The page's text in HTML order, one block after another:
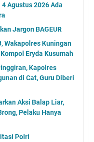
Agustus 2026 Ada
Jargon BAGEUR
Wakapolres Kuningan
Eryda Kusumah
Kapolres
di Cat, Guru Diberi
Aksi Balap Liar,
Pelaku Hanya
Polri